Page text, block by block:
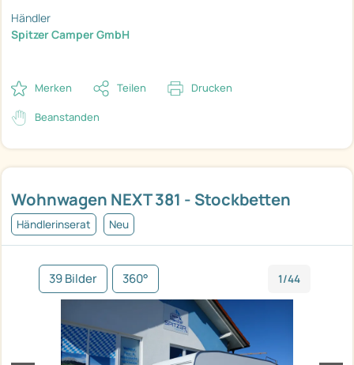
Wohnwagen NEXT 381 - Stockbetten
Händlerinserat Neu
39 Bilder 360° 1/44
Händler
Spitzer Camper GmbH
Merken Teilen Drucken
Beanstanden